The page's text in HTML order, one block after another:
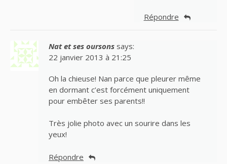
Répondre
Nat et ses oursons says:
22 janvier 2013 à 21:25
Oh la chieuse! Nan parce que pleurer même
en dormant c’est forcément uniquement
pour embêter ses parents!!
Très jolie photo avec un sourire dans les
yeux!
Répondre